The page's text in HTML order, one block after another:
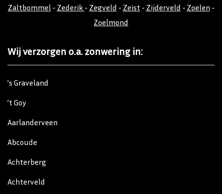
Zaltbommel - Zederik - Zegveld - Zeist - Zijderveld - Zoelen -
Zoelmond
Wij verzorgen o.a. zonwering in:
’s Graveland
’t Goy
Aarlanderveen
Abcoude
Achterberg
Achterveld